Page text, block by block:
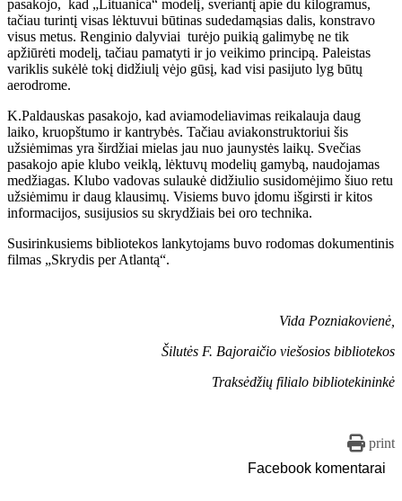
pasakojo, kad „Lituanica“ modelį‚ sveriantį apie du kilogramus,
tačiau turintį visas lėktuvui būtinas sudedamąsias dalis, konstravo
visus metus. Renginio dalyviai turėjo puikią galimybę ne tik
apžiūrėti modelį, tačiau pamatyti ir jo veikimo principą. Paleistas
variklis sukėlė tokį didžiulį vėjo gūsį, kad visi pasijuto lyg būtų
aerodrome.
K.Paldauskas pasakojo, kad aviamodeliavimas reikalauja daug
laiko, kruopštumo ir kantrybės. Tačiau aviakonstruktoriui šis
užsiėmimas yra širdžiai mielas jau nuo jaunystės laikų. Svečias
pasakojo apie klubo veiklą, lėktuvų modelių gamybą, naudojamas
medžiagas. Klubo vadovas sulaukė didžiulio susidomėjimo šiuo retu
užsiėmimu ir daug klausimų. Visiems buvo įdomu išgirsti ir kitos
informacijos, susijusios su skrydžiais bei oro technika.
Susirinkusiems bibliotekos lankytojams buvo rodomas dokumentinis
filmas „Skrydis per Atlantą“.
Vida Pozniakovienė,
Šilutės F. Bajoraičio viešosios bibliotekos
Traksėdžių filialo bibliotekininkė
print
Facebook komentarai